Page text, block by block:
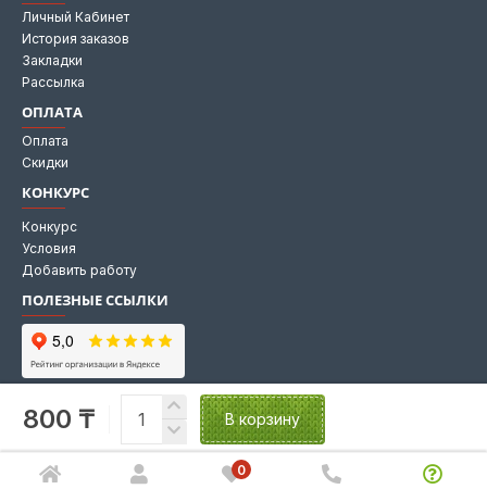
800 ₸ В корзину
0
Личный Кабинет
История заказов
Закладки
Рассылка
ОПЛАТА
Оплата
Скидки
КОНКУРС
Конкурс
Условия
Добавить работу
ПОЛЕЗНЫЕ ССЫЛКИ
Мы на Яндекс картах
Мы в 2GIS